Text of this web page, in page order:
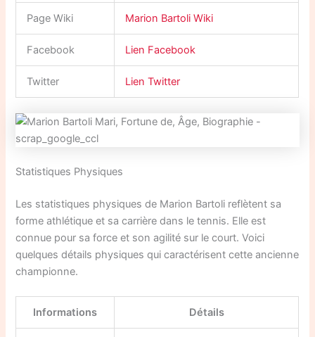
Page Wiki Marion Bartoli Wiki
Facebook Lien Facebook
Twitter Lien Twitter
Statistiques Physiques
Les statistiques physiques de Marion Bartoli reflètent sa
forme athlétique et sa carrière dans le tennis. Elle est
connue pour sa force et son agilité sur le court. Voici
quelques détails physiques qui caractérisent cette ancienne
championne.
Informations Détails